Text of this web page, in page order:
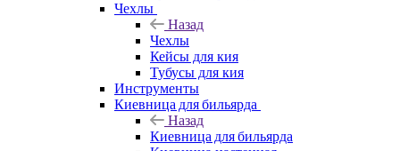
Чехлы
Назад
Чехлы
Кейсы для кия
Тубусы для кия
Инструменты
Киевница для бильярда
Назад
Киевница для бильярда